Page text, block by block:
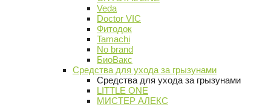
Veda
Doctor VIC
Фитодок
Tamachi
No brand
БиоВакс
Средства для ухода за грызунами
Средства для ухода за грызунами
LITTLE ONE
МИСТЕР АЛЕКС